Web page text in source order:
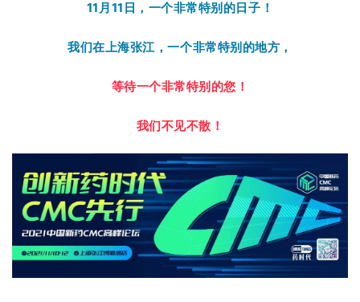
11月11日，一个非常特别的日子！
我们在上海张江，一个非常特别的地方，
等待一个非常特别的您！
我们不见不散！